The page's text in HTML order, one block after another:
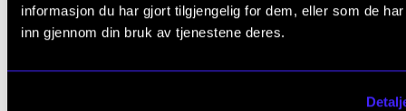
informasjon du har gjort tilgjengelig for dem, eller som de
inn gjennom din bruk av tjenestene deres.